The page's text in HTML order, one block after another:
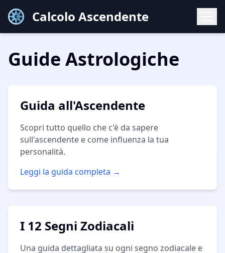
Calcolo Ascendente
Guide Astrologiche
Guida all'Ascendente
Scopri tutto quello che c'è da sapere
sull'ascendente e come influenza la tua
personalità.
Leggi la guida completa →
I 12 Segni Zodiacali
Una guida dettagliata su ogni segno zodiacale e